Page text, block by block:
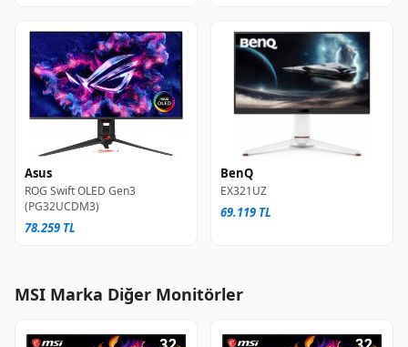
Asus
ROG Swift OLED Gen3
(PG32UCDM3)
78.259 TL
BenQ
EX321UZ
69.119 TL
MSI Marka Diğer Monitörler